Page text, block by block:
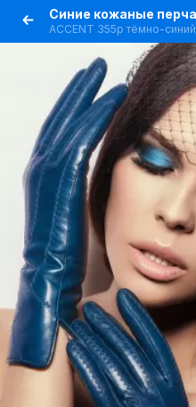
ACCENT 355р тёмно-синий